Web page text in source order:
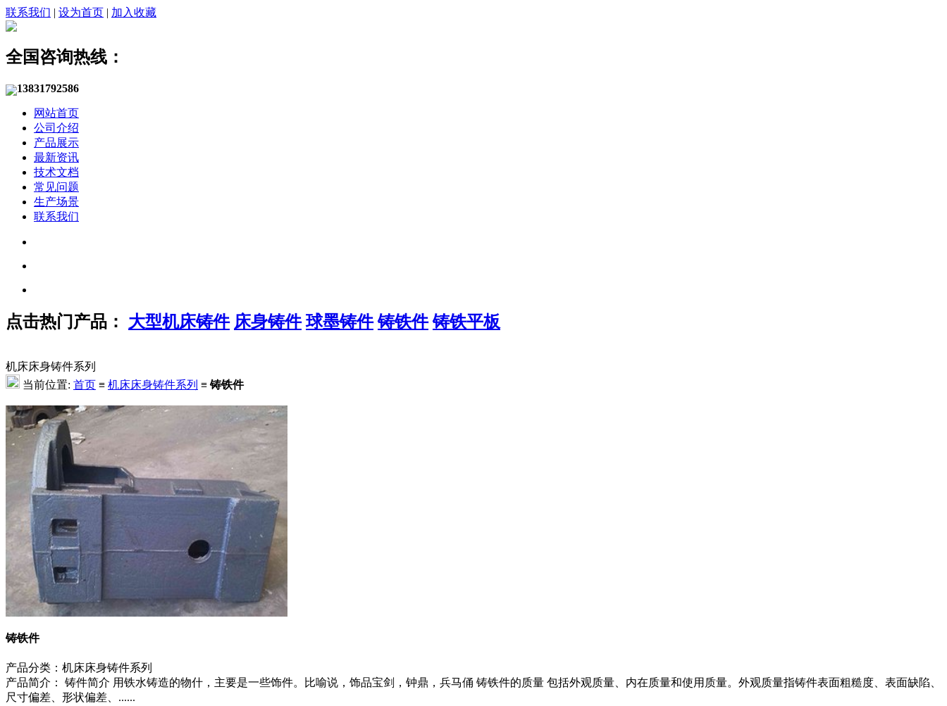
联系我们 | 设为首页 | 加入收藏
全国咨询热线：
13831792586
网站首页
公司介绍
产品展示
最新资讯
技术文档
常见问题
生产场景
联系我们
点击热门产品： 大型机床铸件 床身铸件 球墨铸件 铸铁件 铸铁平板
机床床身铸件系列
当前位置: 首页 ≡ 机床床身铸件系列 ≡ 铸铁件
铸铁件
产品分类： 机床床身铸件系列
产品简介：
铸件简介 用铁水铸造的物什，主要是一些饰件。比喻说，饰品宝剑，钟鼎，兵马俑 铸铁件的质量 包括外观质量、内在质量和使用质量。外观质量指铸件表面粗糙度、表面缺陷、
尺寸偏差、形状偏差、......